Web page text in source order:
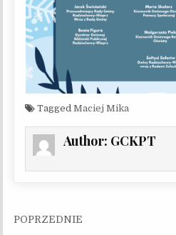
TaggedMaciej Mika
Author: GCKPT
Nawigacja wpisu